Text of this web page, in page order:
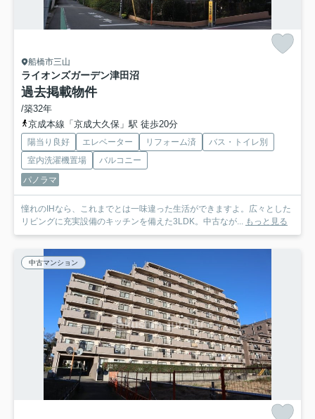
船橋市三山
ライオンズガーデン津田沼
過去掲載物件
/築32年
京成本線「京成大久保」駅 徒歩20分
陽当り良好 エレベーター リフォーム済
バス・トイレ別
室内洗濯機置場
バルコニー
パノラマ
憧れのIHなら、これまでとは一味違った生活ができますよ。広々とした
リビングに充実設備のキッチンを備えた3LDK。中古なが... もっと見る
中古マンション